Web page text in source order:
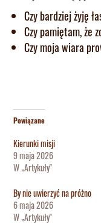
Czy bardziej żyję
Czy pamiętam, że
Czy moja wiara
Powiązane
Kierunki misji
9 maja 2026
W „Artykuły"
By nie uwierzyć na próżno
6 maja 2026
W „Artykuły"